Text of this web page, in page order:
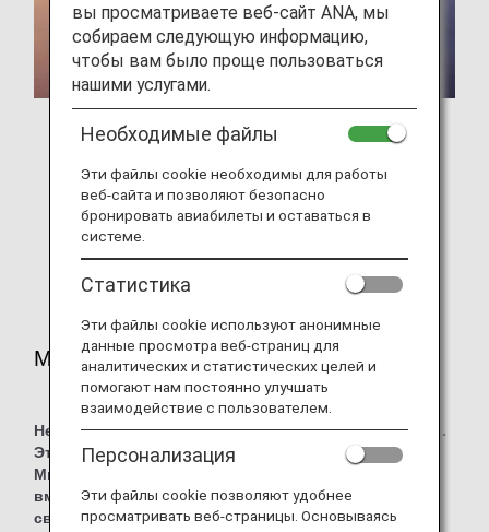
Inspiration of JAPAN
Это уникальное предложение японской
авиакомпании ANA
Миссия компании
Неизменная искренность, скромность и вежливость.
Это основные принципы ANA.
Мы стремимся к совершенству и работаем
вместе, чтобы обеспечить безопасные и
своевременные полеты независимо от
вы просматриваете веб-сайт ANA, мы
собираем следующую информацию,
чтобы вам было проще пользоваться
нашими услугами.
Необходимые файлы
Эти файлы cookie необходимы для работы
веб-сайта и позволяют безопасно
бронировать авиабилеты и оставаться в
системе.
Статистика
Эти файлы cookie используют анонимные
данные просмотра веб-страниц для
аналитических и статистических целей и
помогают нам постоянно улучшать
взаимодействие с пользователем.
Персонализация
Эти файлы cookie позволяют удобнее
просматривать веб-страницы. Основываясь